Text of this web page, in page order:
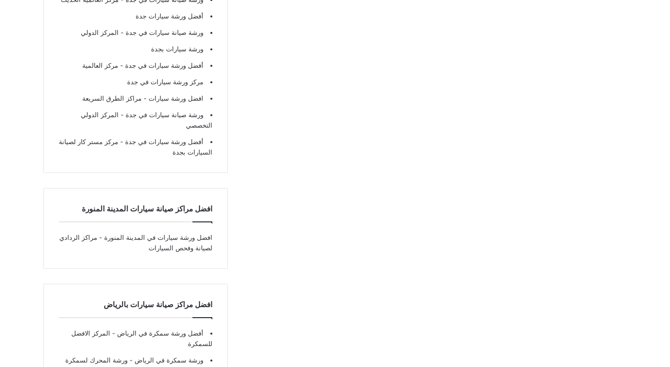
أفضل ورشة سيارات جدة
ورشة صيانة سيارات في جدة - المركز الدولي
ورشة سيارات بجدة
أفضل ورشة سيارات في جدة - مركز العالمية
مركز ورشة سيارات في جدة
افضل ورشة سيارات - مراكز الطرق السريعة
ورشة صيانة سيارات في جدة - المركز الدولي
التخصصي
أفضل ورشة سيارات في جدة - مركز مستر كار لصيانة
السيارات بجدة
افضل مراكز صيانة سيارات المدينة المنورة
افضل ورشة سيارات في المدينة المنورة - مراكز الردادي
لصيانة وفحص السيارات
افضل مراكز صيانة سيارات بالرياض
أفضل ورشة سمكرة في الرياض - المركز الافضل
للسمكرة
ورشة سمكرة في الرياض - ورشة المحرك لسمكرة